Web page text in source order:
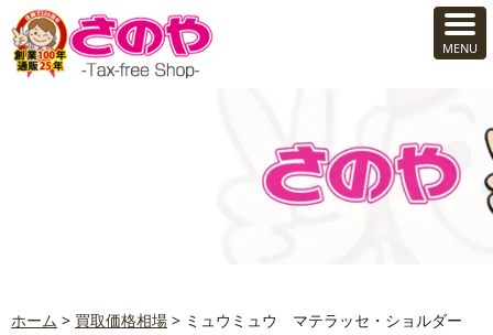
ホーム > 買取価格相場 > ミュウミュウ マテラッセ・ショルダー